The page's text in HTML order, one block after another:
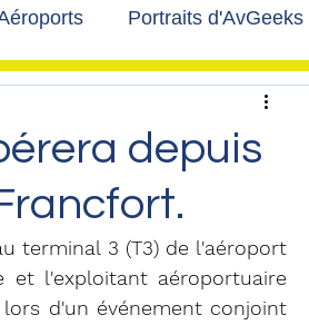
Portraits d'AvGeeks
Coté Coulisses
depuis
terminal 3 (T3) de l'aéroport
et l'exploitant aéroportuaire
d'un événement conjoint